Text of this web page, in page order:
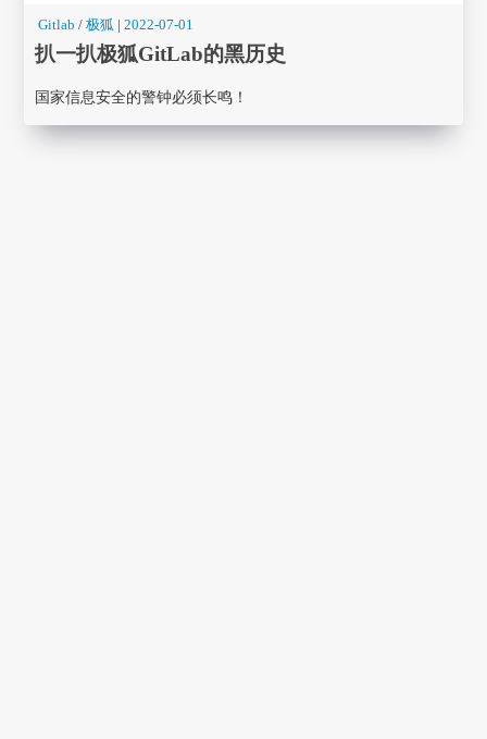
Gitlab / 极狐 |2022-07-01
扒一扒极狐GitLab的黑历史
国家信息安全的警钟必须长鸣！